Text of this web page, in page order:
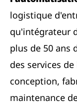
logistique
qu'intégrateur
plus de 50 ans
des services
conception,
maintenance